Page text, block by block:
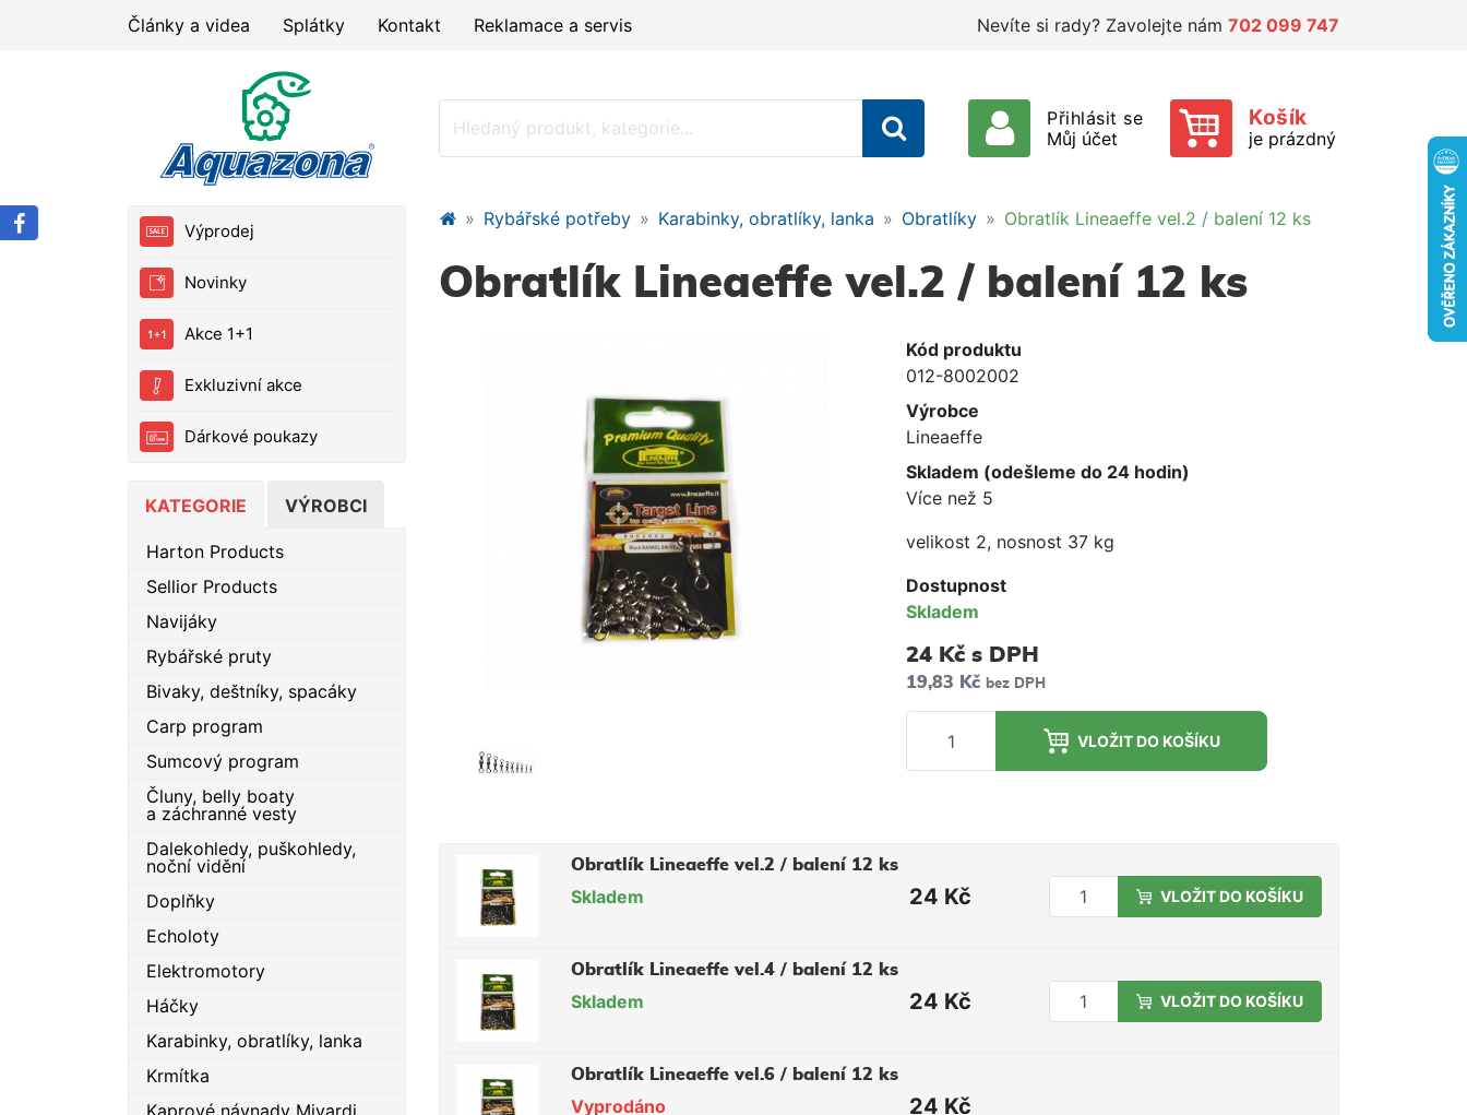
Články a videa Splátky Kontakt Reklamace a servis Nevíte si rady? Zavolejte nám 702 099 747
Přihlásit se
Můj účet
Košík
je prázdný
Výprodej
Novinky
Akce 1+1
Exkluzivní akce
Dárkové poukazy
KATEGORIE VÝROBCI
Harton Products
Sellior Products
Navijáky
Rybářské pruty
Bivaky, deštníky, spacáky
Carp program
Sumcový program
Čluny, belly boaty
a záchranné vesty
Dalekohledy, puškohledy,
noční vidění
Doplňky
Echoloty
Elektromotory
Háčky
Karabinky, obratlíky, lanka
Krmítka
Kaprové návnady Mivardi
Rybářské potřeby Karabinky, obratlíky, lanka Obratlíky Obratlík Lineaeffe vel.2 / balení 12 ks
Obratlík Lineaeffe vel.2 / balení 12 ks
Kód produktu
012-8002002
Výrobce
Lineaeffe
Skladem (odešleme do 24 hodin)
Více než 5
velikost 2, nosnost 37 kg
Dostupnost
Skladem
24 Kč s DPH
19,83 Kč bez DPH
VLOŽIT DO KOŠÍKU
Obratlík Lineaeffe vel.2 / balení 12 ks
Skladem 24 Kč VLOŽIT DO KOŠÍKU
Obratlík Lineaeffe vel.4 / balení 12 ks
Skladem 24 Kč VLOŽIT DO KOŠÍKU
Obratlík Lineaeffe vel.6 / balení 12 ks
Vyprodáno 24 Kč